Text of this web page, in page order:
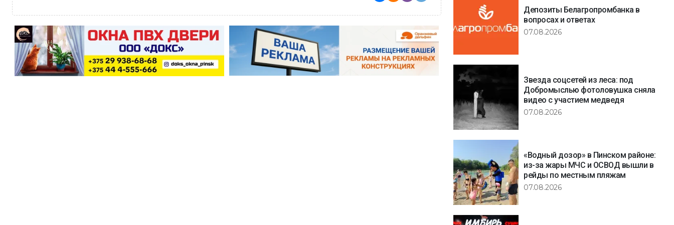
Депозиты Белагропромбанка в
вопросах и ответах
07.08.2026
Звезда соцсетей из леса: под
Добромыслью фотоловушка сняла
видео с участием медведя
07.08.2026
«Водный дозор» в Пинском районе:
из-за жары МЧС и ОСВОД вышли в
рейды по местным пляжам
07.08.2026